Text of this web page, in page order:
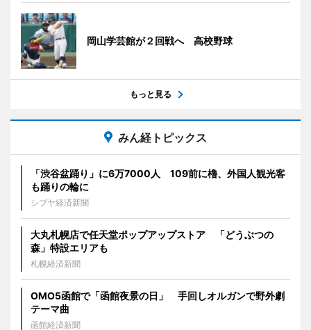
岡山学芸館が２回戦へ 高校野球
もっと見る
みん経トピックス
「渋谷盆踊り」に6万7000人 109前に櫓、外国人観光客
も踊りの輪に
シブヤ経済新聞
大丸札幌店で任天堂ポップアップストア 「どうぶつの
森」特設エリアも
札幌経済新聞
OMO5函館で「函館夜景の日」 手回しオルガンで野外劇
テーマ曲
函館経済新聞